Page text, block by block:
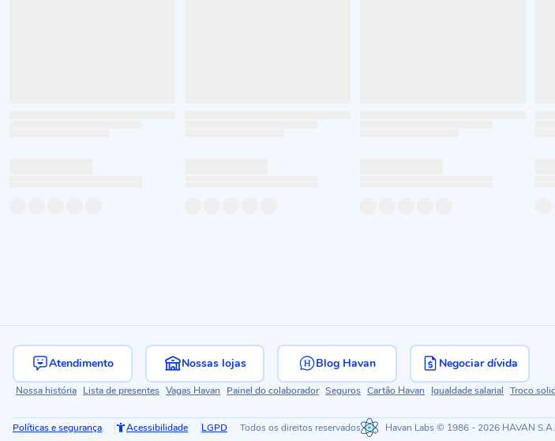
Atendimento Nossas lojas Blog Havan Negociar dívida
Nossa história Lista de presentes Vagas Havan Painel do colaborador Seguros Cartão Havan Igualdade salarial Troco
Políticas e segurança Acessibilidade LGPD Todos os direitos reservados Havan Labs © 1986 - 2026 HAVAN